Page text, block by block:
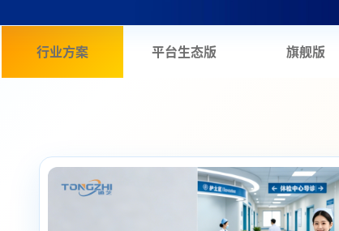
行业方案 平台生态版 旗舰版